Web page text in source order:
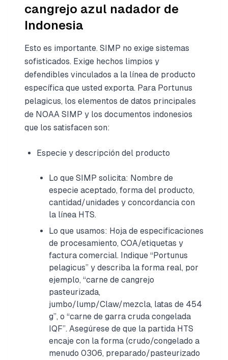
cangrejo azul nadador de
Indonesia
Esto es importante. SIMP no exige sistemas
sofisticados. Exige hechos limpios y
defendibles vinculados a la línea de producto
específica que usted exporta. Para Portunus
pelagicus, los elementos de datos principales
de NOAA SIMP y los documentos indonesios
que los satisfacen son:
Especie y descripción del producto
Lo que SIMP solicita: Nombre de
especie aceptado, forma del producto,
cantidad/unidades y concordancia con
la línea HTS.
Lo que usamos: Hoja de especificaciones
de procesamiento, COA/etiquetas y
factura comercial. Indique “Portunus
pelagicus” y describa la forma real, por
ejemplo, “carne de cangrejo
pasteurizada,
jumbo/lump/Claw/mezcla, latas de 454
g”, o “carne de garra cruda congelada
IQF”. Asegúrese de que la partida HTS
encaje con la forma (crudo/congelado a
menudo 0306, preparado/pasteurizado